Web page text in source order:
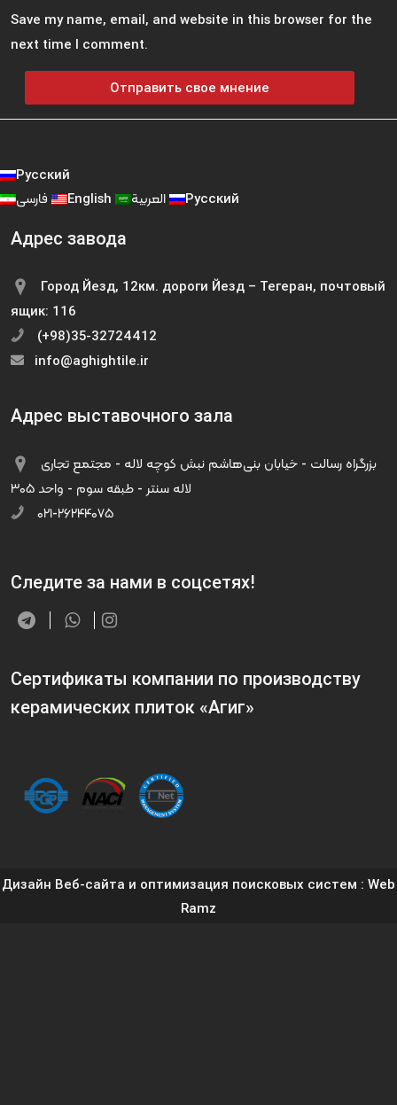
Save my name, email, and website in this browser for the
next time I comment.
Русский
English Русский
Адрес завода
Город Йезд, 12км. дороги Йезд – Тегеран, почтовый
ящик: 116
(+98)35-32724412
info@aghightile.ir
Адрес выставочного зала
لاله سنتر - طبقه سوم - واحد ۳۰۵
۰۲۱-۲۶۲۴۴۰۷۵
Следите за нами в соцсетях!
Сертификаты компании по производству
керамических плиток «Агиг»
Дизайн Веб-сайта и оптимизация поисковых систем : Web
Ramz